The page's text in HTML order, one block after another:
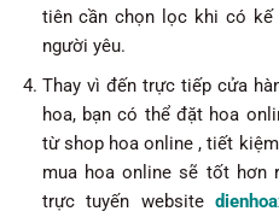
tiên cần chọn lọc khi có kế
người yêu.
Thay vì đến trực tiếp cửa
hoa, bạn có thể đặt hoa
từ shop hoa online , tiết
mua hoa online sẽ tốt hơn
trực tuyến website